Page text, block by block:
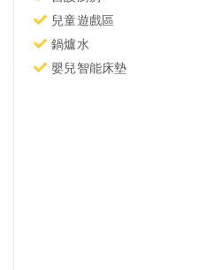
兒童遊戲區
鍋爐水
嬰兒智能床墊